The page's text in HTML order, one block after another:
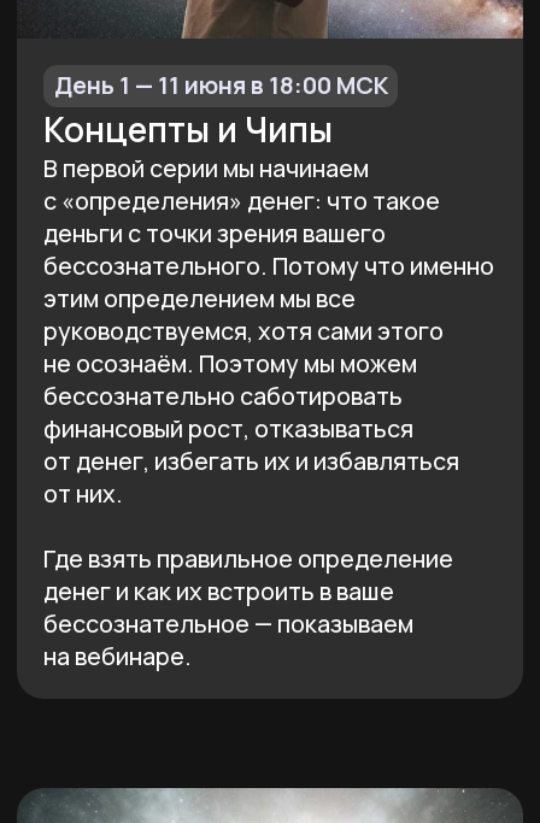
День 2 — 12 июня в 18:00 МСК
Слоны и Уровни причин
Как это ни парадоксально, нам не
нужны сами деньги, это навязано
социумом. На самом деле нам нужно
то, что за ними: безопасность,
отношения, значимость или что-то
ещё. И деньги выполняют роль
И вот здесь начинается самое
интересное: что именно вам нужно,
почему мы не можем это получить
и как нам на самом деле мешают
деньги — разбираемся во второй
серии.
А ещё исследуем какие денежные
программы мы тащим из родовой